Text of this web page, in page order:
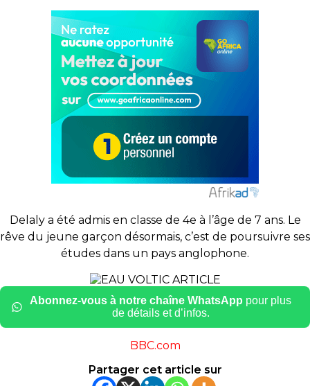
Delalya été admis en classe de 4e à l’âge de 7 ans. Le
rêve du jeune garçon désormais, c’est de poursuivre ses
études dans un pays anglophone.
Abonnez-vous à notre chaîne WhatsApp pour plus
de détails et d’infos.
BBC.com
Partager cet article sur